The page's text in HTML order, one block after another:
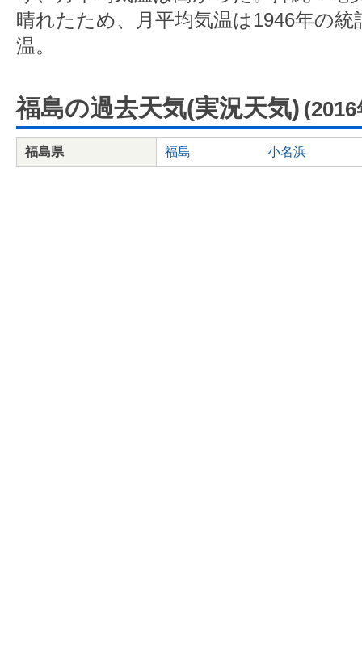
晴れたため、月平均気温は1946年の
温。
福島の過去天気(実況天気)
福島県 福島 小名浜